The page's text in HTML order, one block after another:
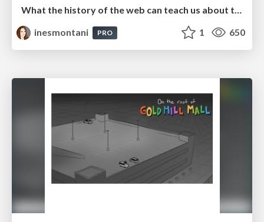
What the history of the web can teach us about the future of AI
inesmontani
PRO 1 650